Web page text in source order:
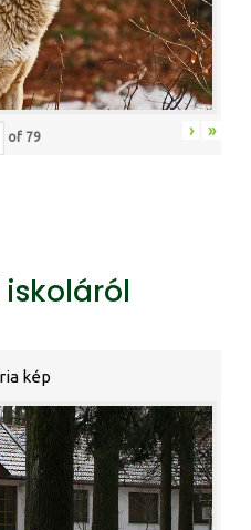
of 79 › »
iskoláról
kép